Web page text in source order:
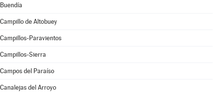
Buendía
Campillo de Altobuey
Campillos-Paravientos
Campillos-Sierra
Campos del Paraíso
Canalejas del Arroyo